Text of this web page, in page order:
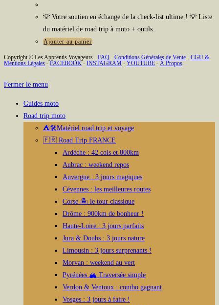
💡 Votre soutien en échange de la check-list ultime ! 💡 Liste
du matériel de road trip à moto + outils.
Ajouter au panier
Copyright © Les Apprentis Voyageurs - FAQ - Conditions Générales de Vente - CGU &
Mentions Légales - FACEBOOK - INSTAGRAM - YOUTUBE - À Propos
Fermer le menu
Guides moto
Road trip moto
⛺🛠️Matériel road trip et voyage
🇫🇷 Road Trip FRANCE
Ardèche : 42 cols et 800km
Aubrac : weekend repos
Auvergne : 3 jours magiques
Cévennes : les meilleures routes
Corse 🏝️ le tour classique
Drôme : 900km de bonheur !
Haute-Loire : 3 jours parfaits
Jura & Doubs : 3 jours nature
Limousin : 3 jours surprenants !
Morvan : weekend au vert
Pyrénées 🏔️ Traversée simple
Verdon & Ventoux : combo gagnant
Vosges : 3 jours à faire !